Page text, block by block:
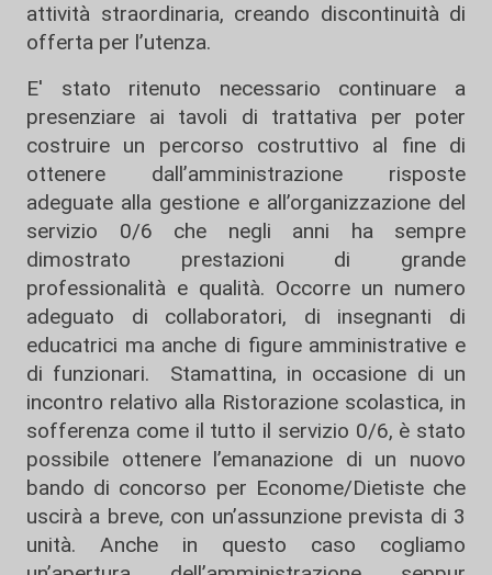
attività straordinaria, creando discontinuità di
offerta per l’utenza.
E' stato ritenuto necessario continuare a
presenziare ai tavoli di trattativa per poter
costruire un percorso costruttivo al fine di
ottenere dall’amministrazione risposte
adeguate alla gestione e all’organizzazione del
servizio 0/6 che negli anni ha sempre
dimostrato prestazioni di grande
professionalità e qualità. Occorre un numero
adeguato di collaboratori, di insegnanti di
educatrici ma anche di figure amministrative e
di funzionari. Stamattina, in occasione di un
incontro relativo alla Ristorazione scolastica, in
sofferenza come il tutto il servizio 0/6, è stato
possibile ottenere l’emanazione di un nuovo
bando di concorso per Econome/Dietiste che
uscirà a breve, con un’assunzione prevista di 3
unità. Anche in questo caso cogliamo